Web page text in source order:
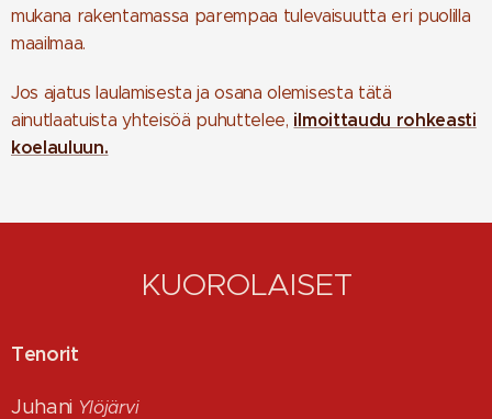
mukana rakentamassa parempaa tulevaisuutta eri puolilla
maailmaa.
Jos ajatus laulamisesta ja osana olemisesta tätä
ainutlaatuista yhteisöä puhuttelee, ilmoittaudu rohkeasti
koelauluun.
KUOROLAISET
Tenorit
Juhani Ylöjärvi